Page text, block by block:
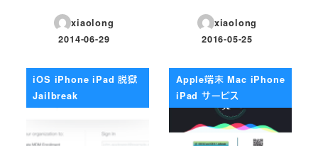
xiaolong
投稿日
2014-06-29
xiaolong
投稿日
2016-05-25
iOS iPhone iPad 脱獄
Jailbreak
Apple端末 Mac iPhone
iPad サービス